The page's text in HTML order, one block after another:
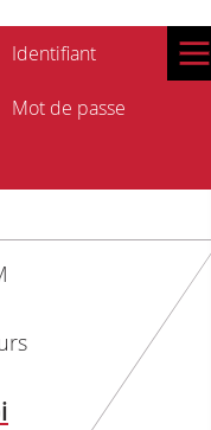
le mot de passe
Rechercher